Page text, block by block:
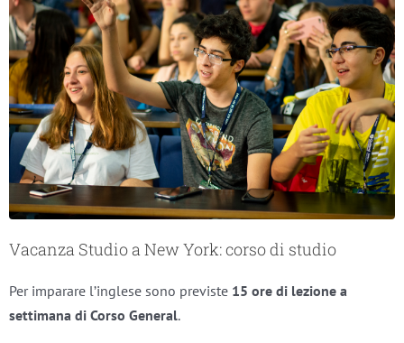
Vacanza Studio a New York: corso di studio
Per imparare l’inglese sono previste 15 ore di lezione a
settimana di Corso General.